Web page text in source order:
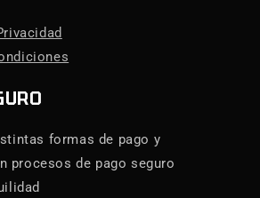
formas de pago y
procesos de pago seguro